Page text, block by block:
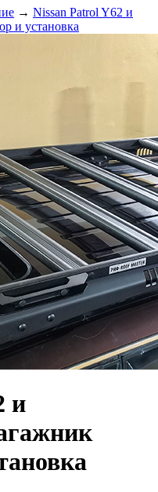
→ Nissan Patrol Y62 и
и установка
и